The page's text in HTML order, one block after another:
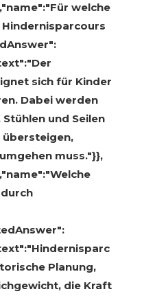
welche
sich für Kinder
Dabei werden
und Seilen
übersteigen,
muss."}},
Planung,
die Kraft